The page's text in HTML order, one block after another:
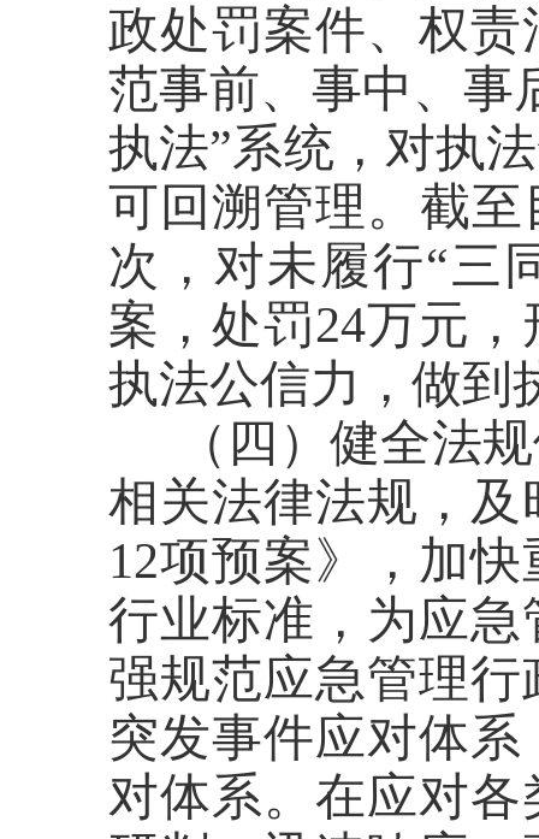
政处罚案件、权
范事前、事中、事
执法”系统，对执
可回溯管理。截至
次，对未履行“三
案，处罚24万元
执法公信力，做到
（四）健全法
相关法律法规，
12项预案》
，加
行业标准，为应
强规范应急管理
突发事件应对体
对体系。在应对